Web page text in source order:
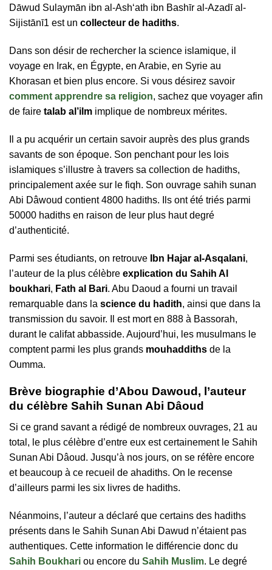
Dāwud Sulaymān ibn al-Ash‘ath ibn Bashīr al-Azadī al-
Sijistānī1 est un collecteur de hadiths.
Dans son désir de rechercher la science islamique, il
voyage en Irak, en Égypte, en Arabie, en Syrie au
Khorasan et bien plus encore. Si vous désirez savoir
comment apprendre sa religion, sachez que voyager afin
de faire talab al’ilm implique de nombreux mérites.
Il a pu acquérir un certain savoir auprès des plus grands
savants de son époque. Son penchant pour les lois
islamiques s’illustre à travers sa collection de hadiths,
principalement axée sur le fiqh. Son ouvrage sahih sunan
Abi Dâwoud contient 4800 hadiths. Ils ont été triés parmi
50000 hadiths en raison de leur plus haut degré
d’authenticité.
Parmi ses étudiants, on retrouve Ibn Hajar al-Asqalani,
l’auteur de la plus célèbre explication du Sahih Al
boukhari, Fath al Bari. Abu Daoud a fourni un travail
remarquable dans la science du hadith, ainsi que dans la
transmission du savoir. Il est mort en 888 à Bassorah,
durant le califat abbasside. Aujourd’hui, les musulmans le
comptent parmi les plus grands mouhaddiths de la
Oumma.
Brève biographie d’Abou Dawoud, l’auteur
du célèbre Sahih Sunan Abi Dâoud
Si ce grand savant a rédigé de nombreux ouvrages, 21 au
total, le plus célèbre d’entre eux est certainement le Sahih
Sunan Abi Dâoud. Jusqu’à nos jours, on se réfère encore
et beaucoup à ce recueil de ahadiths. On le recense
d’ailleurs parmi les six livres de hadiths.
Néanmoins, l’auteur a déclaré que certains des hadiths
présents dans le Sahih Sunan Abi Dawud n’étaient pas
authentiques. Cette information le différencie donc du
Sahih Boukhari ou encore du Sahih Muslim. Le degré